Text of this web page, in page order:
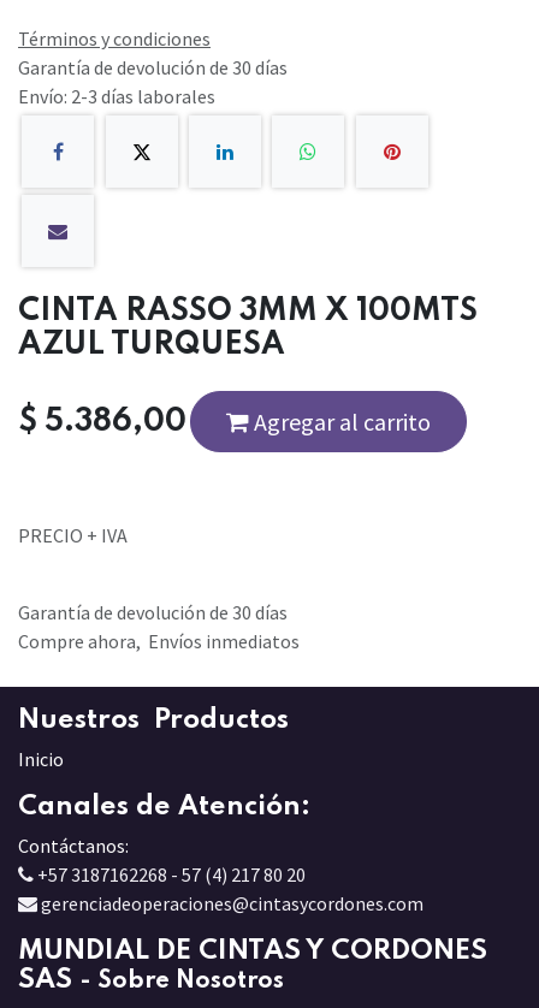
Términos y condiciones
Garantía de devolución de 30 días
Envío: 2-3 días laborales
CINTA RASSO 3MM X 100MTS
AZUL TURQUESA
$ 5.386,00 Agregar al carrito
PRECIO + IVA
Garantía de devolución de 30 días
Compre ahora, Envíos inmediatos
Nuestros Productos
Inicio
Canales de Atención:
Contáctanos:
+57 3187162268 - 57 (4) 217 80 20
gerenciadeoperaciones@cintasycordones.com
MUNDIAL DE CINTAS Y CORDONES
SAS - Sobre Nosotros